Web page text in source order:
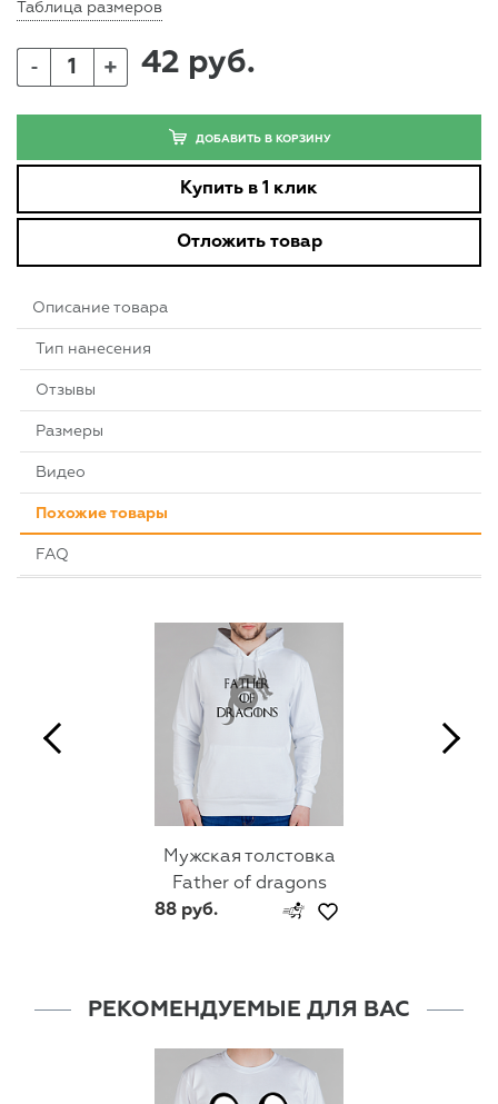
Таблица размеров
- + 42 руб.
ДОБАВИТЬ В КОРЗИНУ
Купить в 1 клик
Отложить товар
Описание товара
Тип нанесения
Отзывы
Размеры
Видео
Похожие товары
FAQ
Мужская толстовка
Father of dragons
88 руб.
РЕКОМЕНДУЕМЫЕ ДЛЯ ВАС